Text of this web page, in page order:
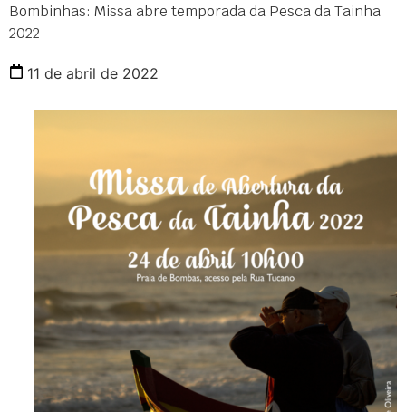
Bombinhas: Missa abre temporada da Pesca da Tainha
2022
11 de abril de 2022